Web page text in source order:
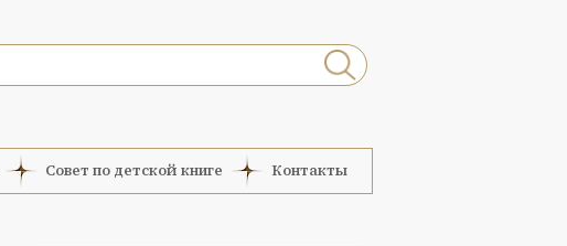
Совет по детской книге Контакты